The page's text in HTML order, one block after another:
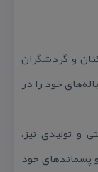
و گردشگران
خود را در
و تولیدی نیز،
پسماندهای خود